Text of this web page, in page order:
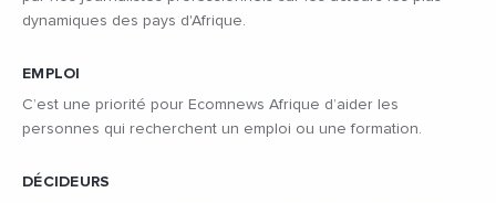
dynamiques des pays d'Afrique.
EMPLOI
C’est une priorité pour Ecomnews Afrique d’aider les
personnes qui recherchent un emploi ou une formation.
DÉCIDEURS